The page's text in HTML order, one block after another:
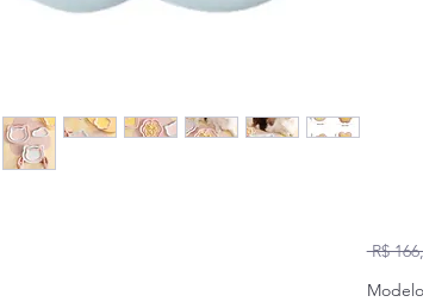
R$
Modelo